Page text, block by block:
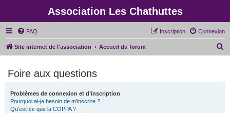
Association Les Chathuttes
FAQ Connexion
Inscription
Site internet de l'association Accueil du forum
Foire aux questions
Problèmes de connexion et d’inscription
Pourquoi ai-je besoin de m’inscrire ?
Qu’est-ce que la COPPA ?